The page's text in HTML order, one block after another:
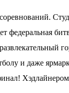
федеральная
и даже
Хэдлайнером